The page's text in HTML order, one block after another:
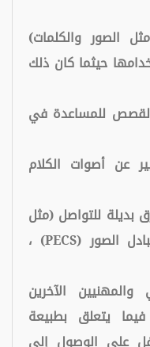
الصور والكلمات)
حيثما كان ذلك
للمساعدة في
عن أصوات الكلام
بديلة للتواصل (مثل
لغة الإشارة ، نظام اتصالات تبادل الصور (PECS) ،
الآخرين
يتعلق بطبيعة
على الوصول إلى